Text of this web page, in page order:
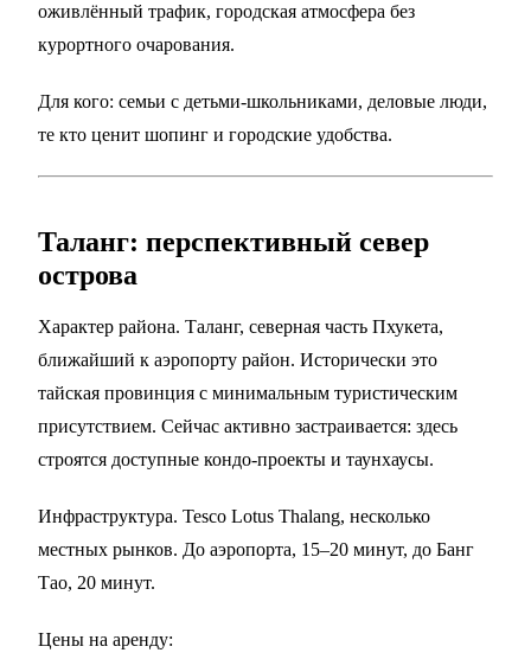
оживлённый трафик, городская атмосфера без
курортного очарования.
Для кого: семьи с детьми-школьниками, деловые люди,
те кто ценит шопинг и городские удобства.
Таланг: перспективный север
острова
Характер района. Таланг, северная часть Пхукета,
ближайший к аэропорту район. Исторически это
тайская провинция с минимальным туристическим
присутствием. Сейчас активно застраивается: здесь
строятся доступные кондо-проекты и таунхаусы.
Инфраструктура. Tesco Lotus Thalang, несколько
местных рынков. До аэропорта, 15–20 минут, до Банг
Тао, 20 минут.
Цены на аренду: